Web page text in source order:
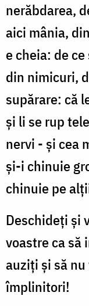
nerăbdarea,
aici mânia,
e cheia: de
din nimicuri,
supărare: că
şi li se rup
nervi - şi cea
şi-i chinuie
chinuie pe
Deschideţi şi
voastre ca să
auziţi şi să
împlinitori!